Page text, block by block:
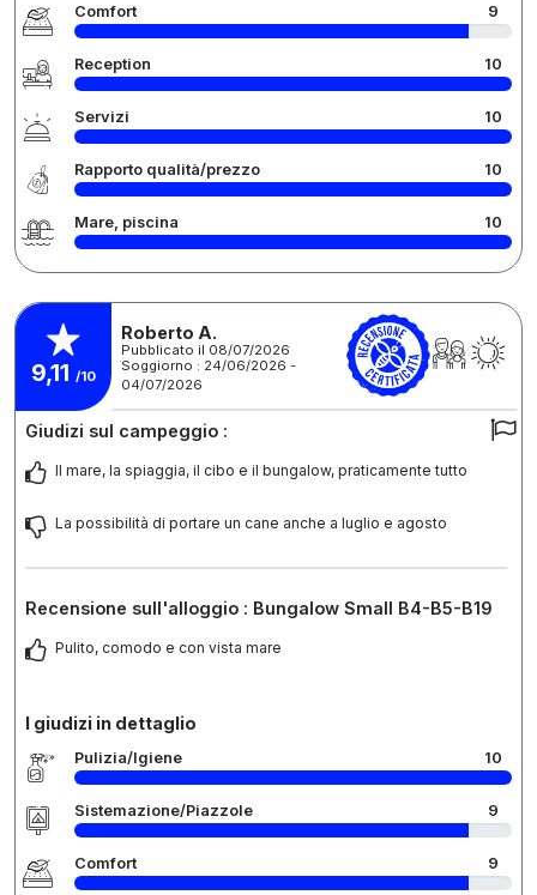
Comfort 9
Reception 10
Servizi 10
Rapporto qualità/prezzo 10
Mare, piscina 10
9,11 /10
Roberto A.
Pubblicato il 08/07/2026
Soggiorno : 24/06/2026 -
04/07/2026
Giudizi sul campeggio :
Il mare, la spiaggia, il cibo e il bungalow, praticamente tutto
La possibilità di portare un cane anche a luglio e agosto
Recensione sull'alloggio : Bungalow Small B4-B5-B19
Pulito, comodo e con vista mare
I giudizi in dettaglio
Pulizia/Igiene 10
Sistemazione/Piazzole 9
Comfort 9